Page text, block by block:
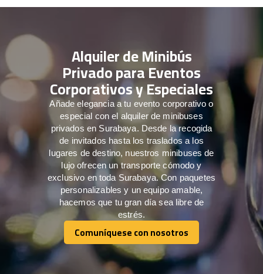
Alquiler de Minibús
Privado para Eventos
Corporativos y Especiales
Añade elegancia a tu evento corporativo o
especial con el alquiler de minibuses
privados en Surabaya. Desde la recogida
de invitados hasta los traslados a los
lugares de destino, nuestros minibuses de
lujo ofrecen un transporte cómodo y
exclusivo en toda Surabaya. Con paquetes
personalizables y un equipo amable,
hacemos que tu gran día sea libre de
estrés.
Comuníquese con nosotros
Comuníquese con nosotros